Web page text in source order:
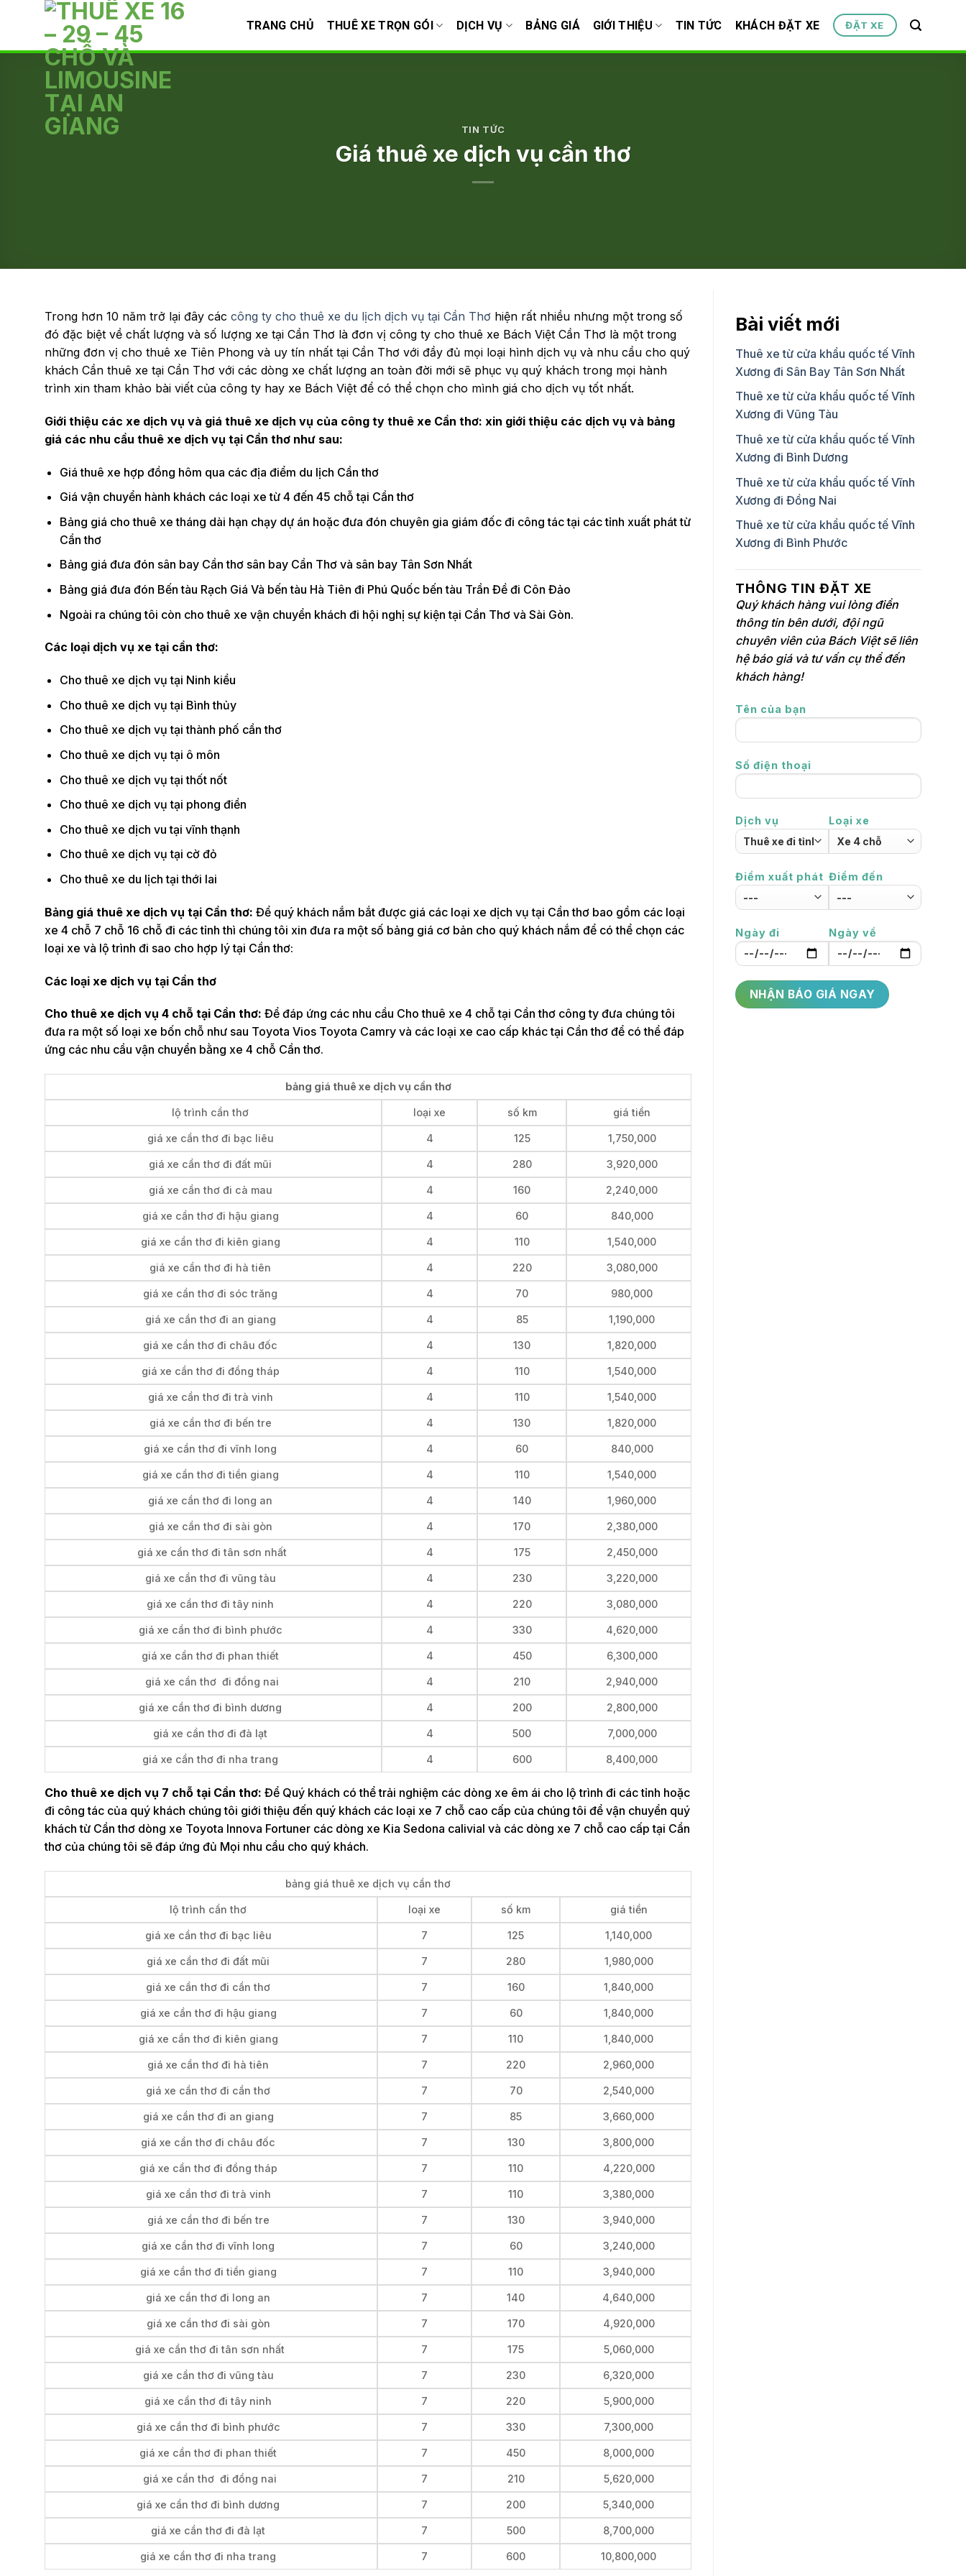
TRANG CHỦ THUÊ XE TRỌN GÓI DỊCH VỤ BẢNG GIÁ GIỚI THIỆU TIN TỨC KHÁCH ĐẶT XE ĐẶT XE
TIN TỨC
Giá thuê xe dịch vụ cần thơ
Trong hơn 10 năm trở lại đây các công ty cho thuê xe du lịch dịch vụ tại Cần Thơ hiện rất nhiều nhưng một trong số
đó đặc biệt về chất lượng và số lượng xe tại Cần Thơ là đơn vị công ty cho thuê xe Bách Việt Cần Thơ là một trong
những đơn vị cho thuê xe Tiên Phong và uy tín nhất tại Cần Thơ với đầy đủ mọi loại hình dịch vụ và nhu cầu cho quý
khách Cần thuê xe tại Cần Thơ với các dòng xe chất lượng an toàn đời mới sẽ phục vụ quý khách trong mọi hành
trình xin tham khảo bài viết của công ty hay xe Bách Việt để có thể chọn cho mình giá cho dịch vụ tốt nhất.
Giới thiệu các xe dịch vụ và giá thuê xe dịch vụ của công ty thuê xe Cần thơ: xin giới thiệu các dịch vụ và bảng
giá các nhu cầu thuê xe dịch vụ tại Cần thơ như sau:
Giá thuê xe hợp đồng hôm qua các địa điểm du lịch Cần thơ
Giá vận chuyển hành khách các loại xe từ 4 đến 45 chỗ tại Cần thơ
Bảng giá cho thuê xe tháng dài hạn chạy dự án hoặc đưa đón chuyên gia giám đốc đi công tác tại các tỉnh xuất phát từ
Cần thơ
Bảng giá đưa đón sân bay Cần thơ sân bay Cần Thơ và sân bay Tân Sơn Nhất
Bảng giá đưa đón Bến tàu Rạch Giá Và bến tàu Hà Tiên đi Phú Quốc bến tàu Trần Đề đi Côn Đảo
Ngoài ra chúng tôi còn cho thuê xe vận chuyển khách đi hội nghị sự kiện tại Cần Thơ và Sài Gòn.
Các loại dịch vụ xe tại cần thơ:
Cho thuê xe dịch vụ tại Ninh kiều
Cho thuê xe dịch vụ tại Bình thủy
Cho thuê xe dịch vụ tại thành phố cần thơ
Cho thuê xe dịch vụ tại ô môn
Cho thuê xe dịch vụ tại thốt nốt
Cho thuê xe dịch vụ tại phong điền
Cho thuê xe dịch vu tại vĩnh thạnh
Cho thuê xe dịch vụ tại cờ đỏ
Cho thuê xe du lịch tại thới lai
Bảng giá thuê xe dịch vụ tại Cần thơ: Để quý khách nắm bắt được giá các loại xe dịch vụ tại Cần thơ bao gồm các loại
xe 4 chỗ 7 chỗ 16 chỗ đi các tỉnh thì chúng tôi xin đưa ra một số bảng giá cơ bản cho quý khách nắm để có thể chọn các
loại xe và lộ trình đi sao cho hợp lý tại Cần thơ:
Các loại xe dịch vụ tại Cần thơ
Cho thuê xe dịch vụ 4 chỗ tại Cần thơ: Để đáp ứng các nhu cầu Cho thuê xe 4 chỗ tại Cần thơ công ty đưa chúng tôi
đưa ra một số loại xe bốn chỗ như sau Toyota Vios Toyota Camry và các loại xe cao cấp khác tại Cần thơ để có thể đáp
ứng các nhu cầu vận chuyển bằng xe 4 chỗ Cần thơ.
bảng giá thuê xe dịch vụ cần thơ
lộ trình cần thơ loại xe số km giá tiền
giá xe cần thơ đi bạc liêu 4 125 1,750,000
giá xe cần thơ đi đất mũi 4 280 3,920,000
giá xe cần thơ đi cà mau 4 160 2,240,000
giá xe cần thơ đi hậu giang 4 60 840,000
giá xe cần thơ đi kiên giang 4 110 1,540,000
giá xe cần thơ đi hà tiên 4 220 3,080,000
giá xe cần thơ đi sóc trăng 4 70 980,000
giá xe cần thơ đi an giang 4 85 1,190,000
giá xe cần thơ đi châu đốc 4 130 1,820,000
giá xe cần thơ đi đồng tháp 4 110 1,540,000
giá xe cần thơ đi trà vinh 4 110 1,540,000
giá xe cần thơ đi bến tre 4 130 1,820,000
giá xe cần thơ đi vĩnh long 4 60 840,000
giá xe cần thơ đi tiền giang 4 110 1,540,000
giá xe cần thơ đi long an 4 140 1,960,000
giá xe cần thơ đi sài gòn 4 170 2,380,000
giá xe cần thơ đi tân sơn nhất 4 175 2,450,000
giá xe cần thơ đi vũng tàu 4 230 3,220,000
giá xe cần thơ đi tây ninh 4 220 3,080,000
giá xe cần thơ đi bình phước 4 330 4,620,000
giá xe cần thơ đi phan thiết 4 450 6,300,000
giá xe cần thơ đi đồng nai 4 210 2,940,000
giá xe cần thơ đi bình dương 4 200 2,800,000
giá xe cần thơ đi đà lạt 4 500 7,000,000
giá xe cần thơ đi nha trang 4 600 8,400,000
Cho thuê xe dịch vụ 7 chỗ tại Cần thơ: Để Quý khách có thể trải nghiệm các dòng xe êm ái cho lộ trình đi các tỉnh hoặc
đi công tác của quý khách chúng tôi giới thiệu đến quý khách các loại xe 7 chỗ cao cấp của chúng tôi để vận chuyển quý
khách từ Cần thơ dòng xe Toyota Innova Fortuner các dòng xe Kia Sedona calivial và các dòng xe 7 chỗ cao cấp tại Cần
thơ của chúng tôi sẽ đáp ứng đủ Mọi nhu cầu cho quý khách.
bảng giá thuê xe dịch vụ cần thơ
lộ trình cần thơ loại xe số km giá tiền
giá xe cần thơ đi bạc liêu 7 125 1,140,000
giá xe cần thơ đi đất mũi 7 280 1,980,000
giá xe cần thơ đi cần thơ 7 160 1,840,000
giá xe cần thơ đi hậu giang 7 60 1,840,000
giá xe cần thơ đi kiên giang 7 110 1,840,000
giá xe cần thơ đi hà tiên 7 220 2,960,000
giá xe cần thơ đi cần thơ 7 70 2,540,000
giá xe cần thơ đi an giang 7 85 3,660,000
giá xe cần thơ đi châu đốc 7 130 3,800,000
giá xe cần thơ đi đồng tháp 7 110 4,220,000
giá xe cần thơ đi trà vinh 7 110 3,380,000
giá xe cần thơ đi bến tre 7 130 3,940,000
giá xe cần thơ đi vĩnh long 7 60 3,240,000
giá xe cần thơ đi tiền giang 7 110 3,940,000
giá xe cần thơ đi long an 7 140 4,640,000
giá xe cần thơ đi sài gòn 7 170 4,920,000
giá xe cần thơ đi tân sơn nhất 7 175 5,060,000
giá xe cần thơ đi vũng tàu 7 230 6,320,000
giá xe cần thơ đi tây ninh 7 220 5,900,000
giá xe cần thơ đi bình phước 7 330 7,300,000
giá xe cần thơ đi phan thiết 7 450 8,000,000
giá xe cần thơ đi đồng nai 7 210 5,620,000
giá xe cần thơ đi bình dương 7 200 5,340,000
giá xe cần thơ đi đà lạt 7 500 8,700,000
giá xe cần thơ đi nha trang 7 600 10,800,000
Bài viết mới
Thuê xe từ cửa khẩu quốc tế Vĩnh
Xương đi Sân Bay Tân Sơn Nhất
Thuê xe từ cửa khẩu quốc tế Vĩnh
Xương đi Vũng Tàu
Thuê xe từ cửa khẩu quốc tế Vĩnh
Xương đi Bình Dương
Thuê xe từ cửa khẩu quốc tế Vĩnh
Xương đi Đồng Nai
Thuê xe từ cửa khẩu quốc tế Vĩnh
Xương đi Bình Phước
THÔNG TIN ĐẶT XE
Quý khách hàng vui lòng điền
thông tin bên dưới, đội ngũ
chuyên viên của Bách Việt sẽ liên
hệ báo giá và tư vấn cụ thể đến
khách hàng!
Tên của bạn
Số điện thoại
Dịch vụ Loại xe
Điểm xuất phát Điểm đến
Ngày đi Ngày về